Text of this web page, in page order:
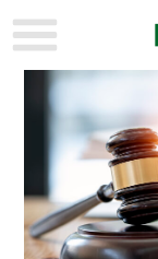
KAUPUNKI
AJANKOHTAISTA
URHEILU
KULTTUURI
HISTORIA